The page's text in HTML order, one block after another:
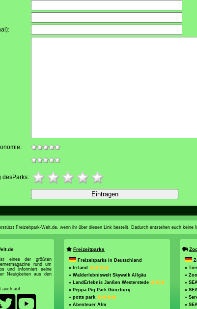
desParks:
Freizeitpark-Welt.de, wenn ihr über diesen Link bestellt. Dadurch entstehen euch
ist eines der größten
rund um
und informiert seine
Neuigkeiten aus den
auch auf:
Freizeitparks
Freizeitparks in Deutschland
» Irrland
» Walderlebniswelt Skywalk Allgäu
» LandErlebnis Janßen Westerstede
» Peppa Pig Park Günzburg
» potts park
» Abenteuer Alm
»
»
»
»
»
»